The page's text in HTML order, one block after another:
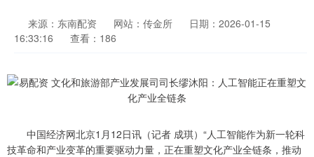
来源：东南配资 网站：传金所
日期：2026-01-15
16:33:16
查看：186
中国经济网北京1月12日讯（记者 成琪）“人工智能作为新一轮科
技革命和产业变革的重要驱动力量，正在重塑文化产业全链条，推动